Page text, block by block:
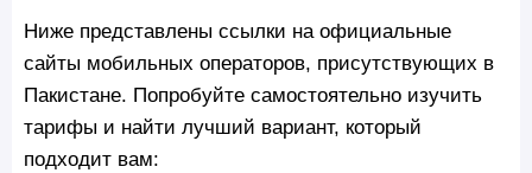
Ниже представлены ссылки на официальные
сайты мобильных операторов, присутствующих в
Пакистане. Попробуйте самостоятельно изучить
тарифы и найти лучший вариант, который
подходит вам: